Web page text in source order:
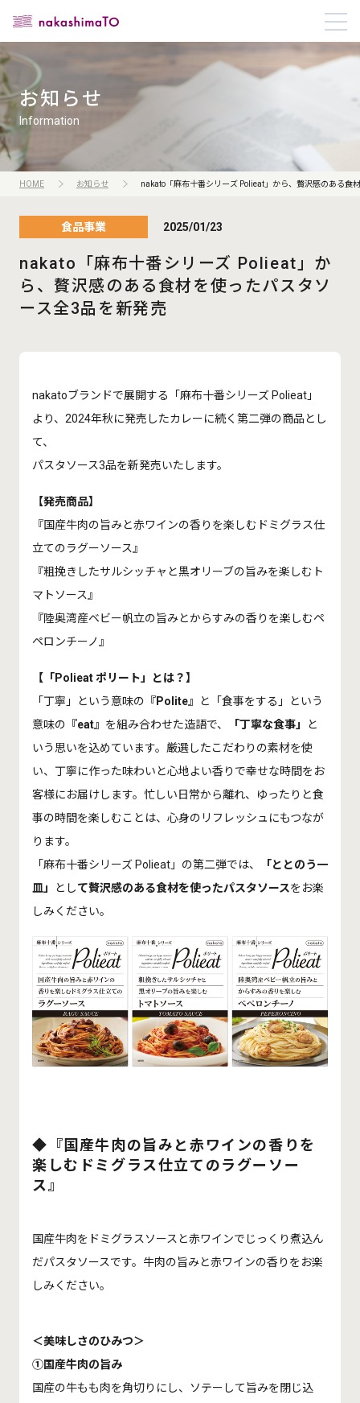
お知らせ
Information
HOME お知らせ nakato「麻布十番シリーズ Polieat」から、贅沢感のある食
食品事業 2025/01/23
nakato「麻布十番シリーズ Polieat」か
ら、贅沢感のある食材を使ったパスタソ
ース全3品を新発売
nakatoブランドで展開する「麻布十番シリーズ Polieat」
より、2024年秋に発売したカレーに続く第二弾の商品とし
て、
パスタソース3品を新発売いたします。
【発売商品】
『国産牛肉の旨みと赤ワインの香りを楽しむドミグラス仕
立てのラグーソース』
『粗挽きしたサルシッチャと黒オリーブの旨みを楽しむト
マトソース』
『陸奥湾産ベビー帆立の旨みとからすみの香りを楽しむペ
ペロンチーノ』
【「Polieat ポリート」とは？】
「丁寧」という意味の 『Polite』
と「食事をする」という
意味の 『eat』 を組み合わせた造語で、 「丁寧な食事」
と
いう思いを込めています。厳選したこだわりの素材を使
い、丁寧に作った味わいと心地よい香りで幸せな時間をお
客様にお届けします。忙しい日常から離れ、ゆったりと食
事の時間を楽しむことは、心身のリフレッシュにもつなが
ります。
「麻布十番シリーズ Polieat」の第二弾では、
「ととのう一
皿」
として贅沢感のある食材を使ったパスタソースをお楽
しみください。
◆『国産牛肉の旨みと赤ワインの香りを
楽しむドミグラス仕立てのラグーソー
ス』
国産牛肉をドミグラスソースと赤ワインでじっくり煮込ん
だパスタソースです。牛肉の旨みと赤ワインの香りをお楽
しみください。
＜美味しさのひみつ＞
①国産牛肉の旨み
国産の牛もも肉を角切りにし、ソテーして旨みを閉じ込